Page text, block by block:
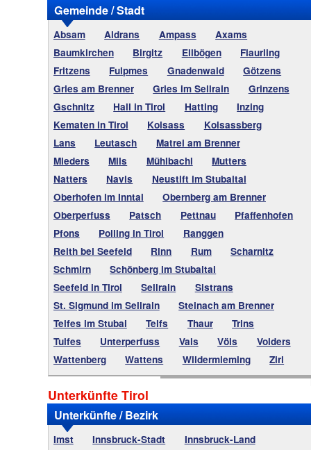
Gemeinde / Stadt
Absam Aldrans Ampass
Axams
Baumkirchen
Birgitz Ellbögen
Flaurling
Fritzens
Fulpmes Gnadenwald
Götzens
Gries am Brenner
Gries im Sellrain
Grinzens
Gschnitz
Hall in Tirol Hatting
Inzing
Kematen in Tirol
Kolsass
Kolsassberg
Lans
Leutasch
Matrei am Brenner
Mieders
Mils Mühlbachl
Mutters
Natters
Navis
Neustift im Stubaital
Oberhofen im Inntal
Obernberg am Brenner
Oberperfuss
Patsch Pettnau
Pfaffenhofen
Pfons
Polling in Tirol
Ranggen
Reith bei Seefeld
Rinn Rum
Scharnitz
Schmirn
Schönberg im Stubaital
Seefeld in Tirol
Sellrain
Sistrans
St. Sigmund im Sellrain
Steinach am Brenner
Telfes im Stubai
Telfs Thaur
Trins
Tulfes
Unterperfuss Vals Völs
Volders
Wattenberg
Wattens Wildermieming Zirl
Unterkünfte Tirol
Unterkünfte / Bezirk
Imst Innsbruck-Stadt
Innsbruck-Land